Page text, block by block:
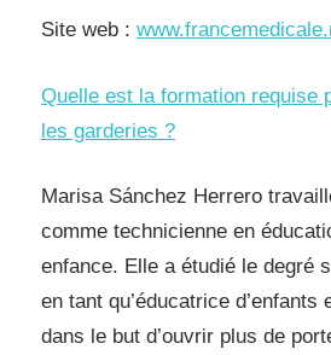
Site web :
Quelle est la formation requise
les garderies ?
Marisa Sánchez Herrero
comme technicienne en
enfance. Elle a étudié le degré
en tant qu’éducatrice d’enfants
dans le but d’ouvrir plus de